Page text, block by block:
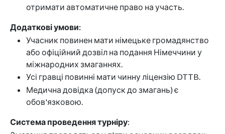
отримати автоматичне право на участь.
Додаткові умови:
Учасник повинен мати німецьке громадянство
або офіційний дозвіл на подання Німеччини у
міжнародних змаганнях.
Усі гравці повинні мати чинну ліцензію DTTB.
Медична довідка (допуск до змагань) є
обов'язковою.
Система проведення турніру: